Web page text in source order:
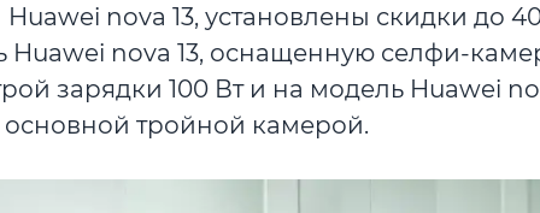
nova 13, установлены скидки до
Huawei nova 13, оснащенную селфи-
зарядки 100 Вт и на модель Huawei
тройной камерой.